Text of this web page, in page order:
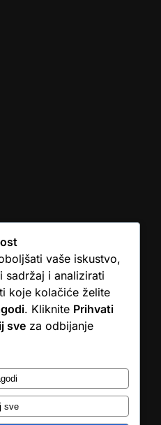
pristup i njihova briga da
web shopova nitko vas ne
vaše iskustvo,
sadržaj i analizirati
koje kolačiće želite
. Kliknite Prihvati
sve za odbijanje
sve